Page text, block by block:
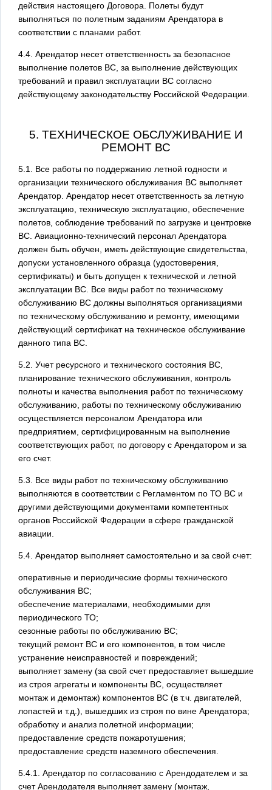
действия настоящего Договора. Полеты будут
выполняться по полетным заданиям Арендатора в
соответствии с планами работ.
4.4. Арендатор несет ответственность за безопасное
выполнение полетов ВС, за выполнение действующих
требований и правил эксплуатации ВС согласно
действующему законодательству Российской Федерации.
5. ТЕХНИЧЕСКОЕ ОБСЛУЖИВАНИЕ И
РЕМОНТ ВС
5.1. Все работы по поддержанию летной годности и
организации технического обслуживания ВС выполняет
Арендатор. Арендатор несет ответственность за летную
эксплуатацию, техническую эксплуатацию, обеспечение
полетов, соблюдение требований по загрузке и центровке
ВС. Авиационно-технический персонал Арендатора
должен быть обучен, иметь действующие свидетельства,
допуски установленного образца (удостоверения,
сертификаты) и быть допущен к технической и летной
эксплуатации ВС. Все виды работ по техническому
обслуживанию ВС должны выполняться организациями
по техническому обслуживанию и ремонту, имеющими
действующий сертификат на техническое обслуживание
данного типа ВС.
5.2. Учет ресурсного и технического состояния ВС,
планирование технического обслуживания, контроль
полноты и качества выполнения работ по техническому
обслуживанию, работы по техническому обслуживанию
осуществляется персоналом Арендатора или
предприятием, сертифицированным на выполнение
соответствующих работ, по договору с Арендатором и за
его счет.
5.3. Все виды работ по техническому обслуживанию
выполняются в соответствии с Регламентом по ТО ВС и
другими действующими документами компетентных
органов Российской Федерации в сфере гражданской
авиации.
5.4. Арендатор выполняет самостоятельно и за свой счет:
оперативные и периодические формы технического
обслуживания ВС;
обеспечение материалами, необходимыми для
периодического ТО;
сезонные работы по обслуживанию ВС;
текущий ремонт ВС и его компонентов, в том числе
устранение неисправностей и повреждений;
выполняет замену (за свой счет предоставляет вышедшие
из строя агрегаты и компоненты ВС, осуществляет
монтаж и демонтаж) компонентов ВС (в т.ч. двигателей,
лопастей и т.д.), вышедших из строя по вине Арендатора;
обработку и анализ полетной информации;
предоставление средств пожаротушения;
предоставление средств наземного обеспечения.
5.4.1. Арендатор по согласованию с Арендодателем и за
счет Арендодателя выполняет замену (монтаж,